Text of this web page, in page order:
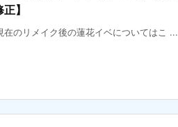
】
のリメイク後の蓮花イベについてはこ ...